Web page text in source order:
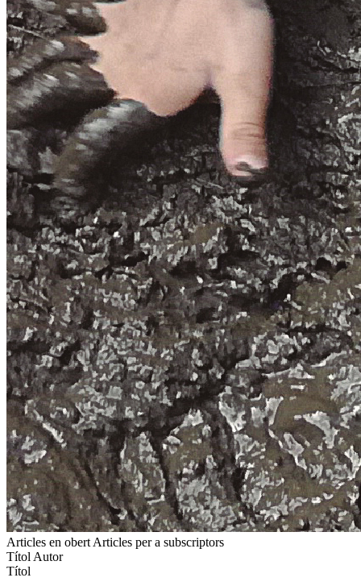
Articles en obert Articles per a subscriptors
Títol Autor
Títol